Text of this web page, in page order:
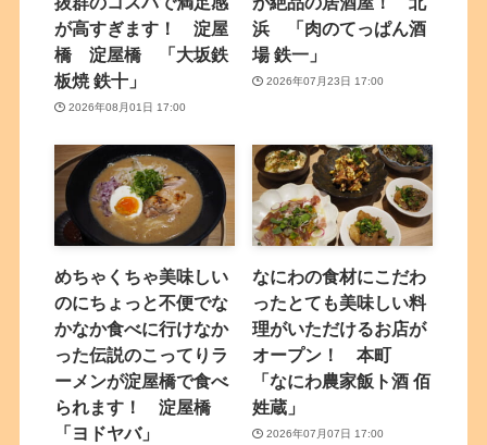
が高すぎます！ 淀屋
橋 淀屋橋 「大坂鉄
板焼 鉄十」
2026年08月01日 17:00
浜 「肉のてっぱん酒
場 鉄一」
2026年07月23日 17:00
めちゃくちゃ美味しい
のにちょっと不便でな
かなか食べに行けなか
った伝説のこってりラ
ーメンが淀屋橋で食べ
られます！ 淀屋橋
「ヨドヤバ」
なにわの食材にこだわ
ったとても美味しい料
理がいただけるお店が
オープン！ 本町
「なにわ農家飯ト酒 佰
姓蔵」
2026年07月07日 17:00